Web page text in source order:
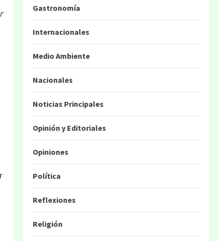
Gastronomía
Internacionales
Medio Ambiente
Nacionales
Noticias Principales
Opinión y Editoriales
Opiniones
Política
Reflexiones
Religión